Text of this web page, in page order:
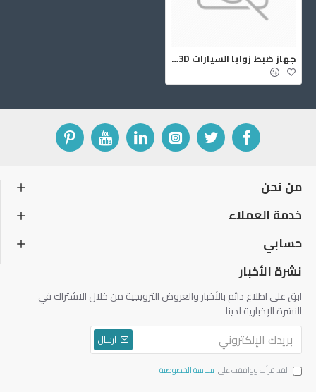
جهاز ضبط زوايا السيارات Vision Lith 3D
من نحن
خدمة العملاء
حسابي
نشرة الأخبار
ابق على اطلاع دائم بالأخبار والعروض الترويجية من خلال الاشتراك في
النشرة الإخبارية لدينا
ارسال
لقد قرأت ووافقت على سياسة الخصوصية